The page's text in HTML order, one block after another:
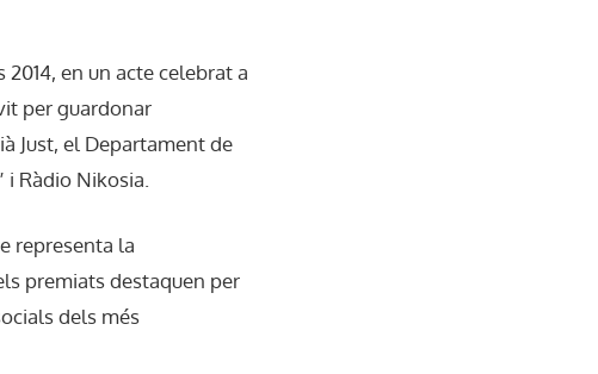
en un acte celebrat a
per guardonar
Just, el Departament de
Ràdio Nikosia.
representa la
premiats destaquen per
dels més